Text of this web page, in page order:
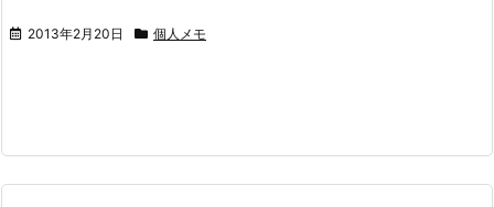
2013年2月20日 個人メモ